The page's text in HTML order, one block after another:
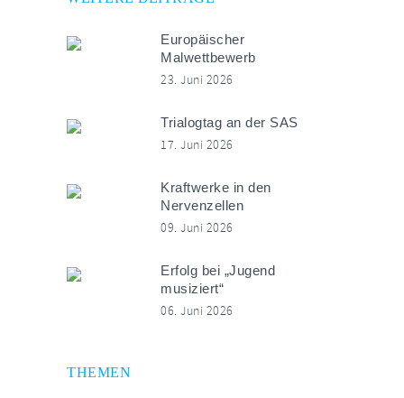
Europäischer
Malwettbewerb
23. Juni 2026
Trialogtag an der SAS
17. Juni 2026
Kraftwerke in den
Nervenzellen
09. Juni 2026
Erfolg bei „Jugend
musiziert“
06. Juni 2026
THEMEN